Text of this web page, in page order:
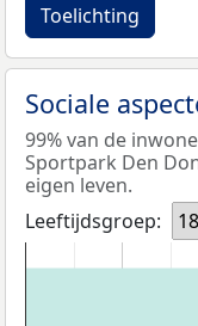
Toelichting
Sociale
99% van de
Sportpark Den
eigen leven.
Leeftijdsgroep: